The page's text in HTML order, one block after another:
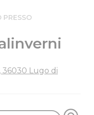
PRESSO
36030 Lugo di